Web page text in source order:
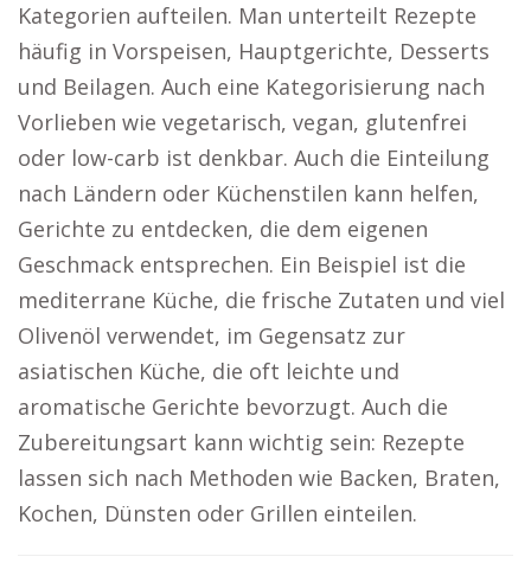
Kategorien aufteilen. Man unterteilt Rezepte
häufig in Vorspeisen, Hauptgerichte, Desserts
und Beilagen. Auch eine Kategorisierung nach
Vorlieben wie vegetarisch, vegan, glutenfrei
oder low-carb ist denkbar. Auch die Einteilung
nach Ländern oder Küchenstilen kann helfen,
Gerichte zu entdecken, die dem eigenen
Geschmack entsprechen. Ein Beispiel ist die
mediterrane Küche, die frische Zutaten und viel
Olivenöl verwendet, im Gegensatz zur
asiatischen Küche, die oft leichte und
aromatische Gerichte bevorzugt. Auch die
Zubereitungsart kann wichtig sein: Rezepte
lassen sich nach Methoden wie Backen, Braten,
Kochen, Dünsten oder Grillen einteilen.